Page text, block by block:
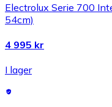
Electrolux Serie 700
54cm)
4 995 kr
I lager